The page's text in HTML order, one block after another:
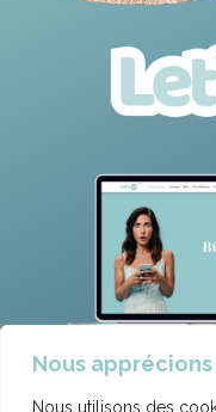
Nous
Nous utilisons des